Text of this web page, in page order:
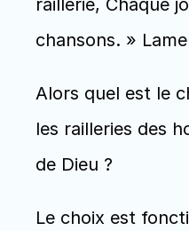
raillerie, Chaque
chansons. »
Alors quel est le
les railleries des
de Dieu ?
Le choix est